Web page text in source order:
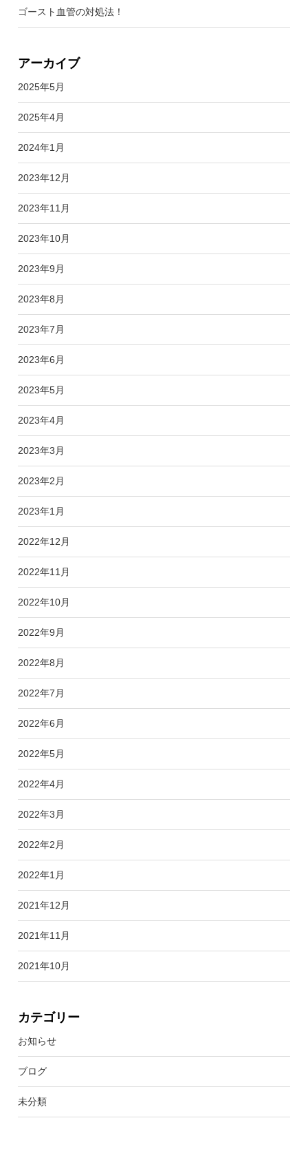
ゴースト血管の対処法！
アーカイブ
2025年5月
2025年4月
2024年1月
2023年12月
2023年11月
2023年10月
2023年9月
2023年8月
2023年7月
2023年6月
2023年5月
2023年4月
2023年3月
2023年2月
2023年1月
2022年12月
2022年11月
2022年10月
2022年9月
2022年8月
2022年7月
2022年6月
2022年5月
2022年4月
2022年3月
2022年2月
2022年1月
2021年12月
2021年11月
2021年10月
カテゴリー
お知らせ
ブログ
未分類